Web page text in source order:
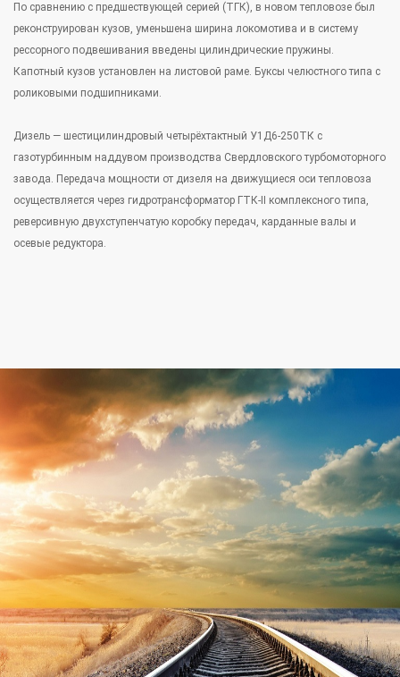
По сравнению с предшествующей серией (ТГК), в новом тепловозе был
реконструирован кузов, уменьшена ширина локомотива и в систему
рессорного подвешивания введены цилиндрические пружины.
Капотный кузов установлен на листовой раме. Буксы челюстного типа с
роликовыми подшипниками.
Дизель — шестицилиндровый четырёхтактный У1Д6-250ТК с
газотурбинным наддувом производства Свердловского турбомоторного
завода. Передача мощности от дизеля на движущиеся оси тепловоза
осуществляется через гидротрансформатор ГТК-II комплексного типа,
реверсивную двухступенчатую коробку передач, карданные валы и
осевые редуктора.